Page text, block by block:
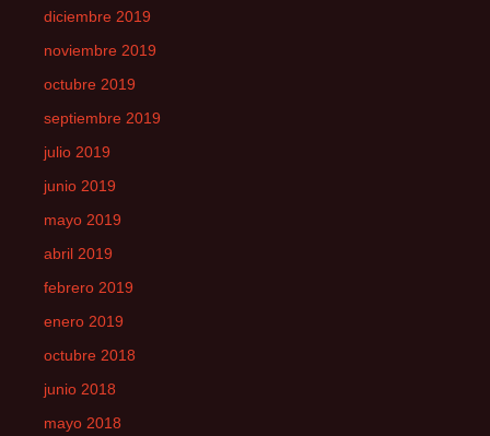
diciembre 2019
noviembre 2019
octubre 2019
septiembre 2019
julio 2019
junio 2019
mayo 2019
abril 2019
febrero 2019
enero 2019
octubre 2018
junio 2018
mayo 2018